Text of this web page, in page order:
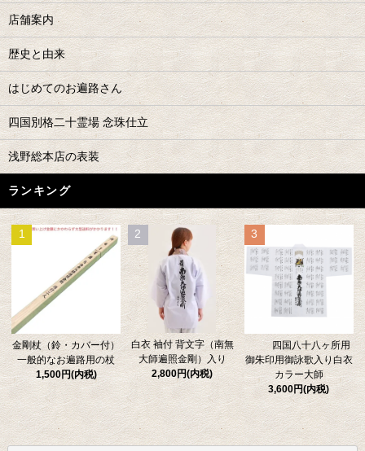
店舗案内
歴史と由来
はじめてのお遍路さん
四国別格二十霊場 念珠仕立
浅野総本店の表装
ランキング
1
金剛杖（鈴・カバー付）
一般的なお遍路用の杖
1,500円(内税)
2
白衣 袖付 背文字（南無
大師遍照金剛）入り
2,800円(内税)
3
四国八十八ヶ所用
御朱印用御詠歌入り白衣
カラー大師
3,600円(内税)